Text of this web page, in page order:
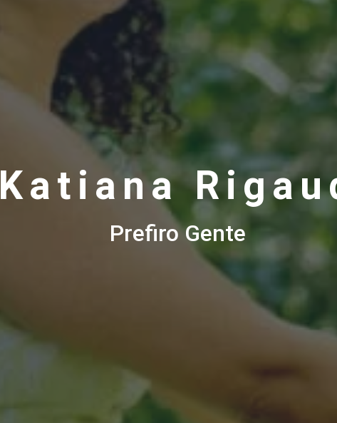
Katiana
Prefiro Gente